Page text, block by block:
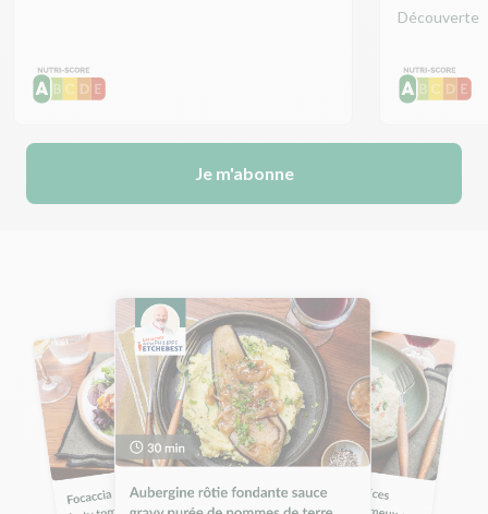
Découverte
Je m'abonne